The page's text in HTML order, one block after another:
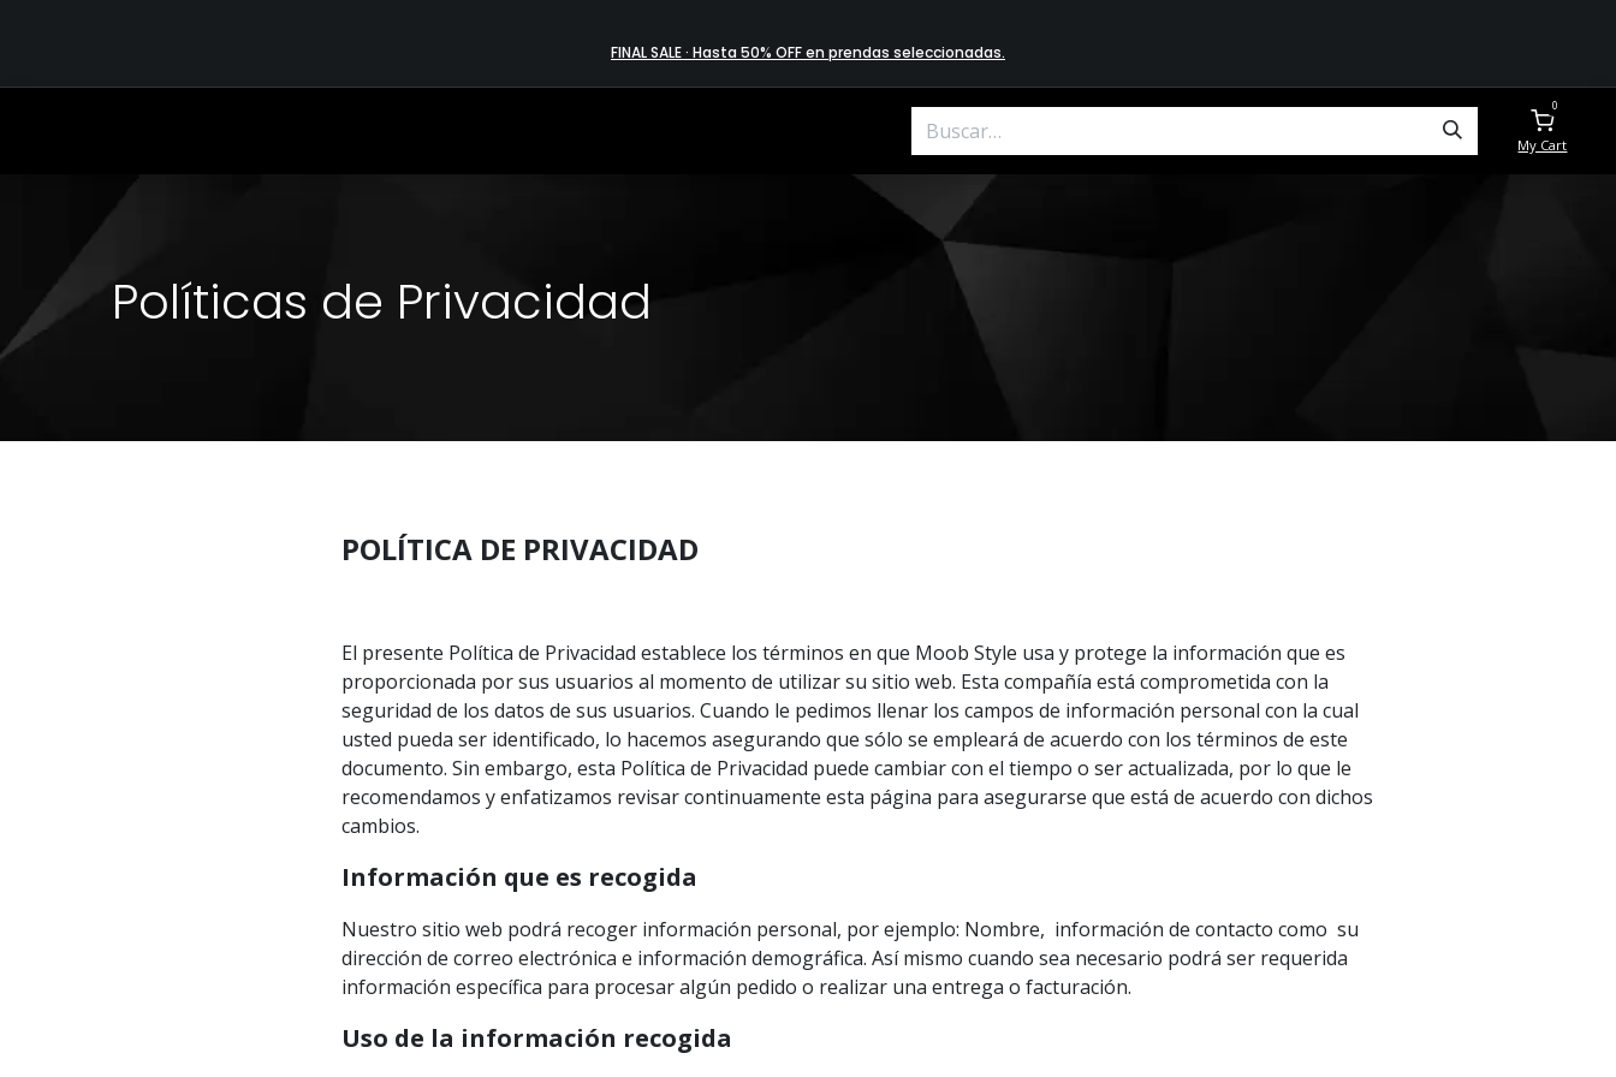
FINAL SALE · Hasta 50% OFF en prendas​ selecciona​das.
0
My Cart
Políticas de Privacidad
POLÍTICA DE PRIVACIDAD
El presente Política de Privacidad establece los términos en que Moob Style usa y protege la información que es
proporcionada por sus usuarios al momento de utilizar su sitio web. Esta compañía está comprometida con la
seguridad de los datos de sus usuarios. Cuando le pedimos llenar los campos de información personal con la cual
usted pueda ser identificado, lo hacemos asegurando que sólo se empleará de acuerdo con los términos de este
documento. Sin embargo, esta Política de Privacidad puede cambiar con el tiempo o ser actualizada, por lo que le
recomendamos y enfatizamos revisar continuamente esta página para asegurarse que está de acuerdo con dichos
cambios.
Información que es recogida
Nuestro sitio web podrá recoger información personal, por ejemplo: Nombre, información de contacto como su
dirección de correo electrónica e información demográfica. Así mismo cuando sea necesario podrá ser requerida
información específica para procesar algún pedido o realizar una entrega o facturación.
Uso de la información recogida